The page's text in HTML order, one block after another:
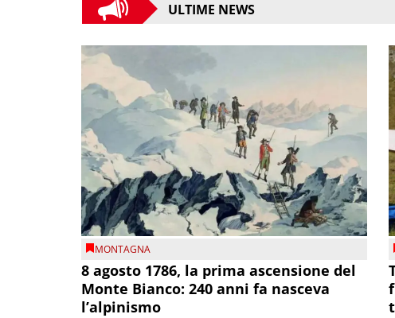
ULTIME NEWS
MONTAGNA
8 agosto 1786, la prima ascensione del
Monte Bianco: 240 anni fa nasceva
l’alpinismo